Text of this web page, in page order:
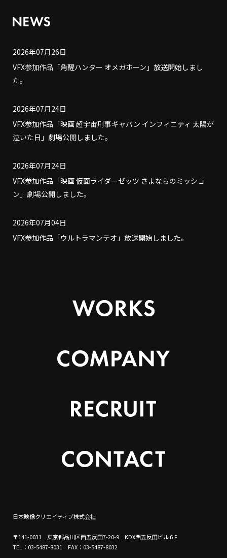
2026年07月26日
VFX参加作品「角醒ハンター オメガホーン」放送開始しまし
た。
2026年07月24日
VFX参加作品「映画 超宇宙刑事ギャバン インフィニティ 太陽が
泣いた日」劇場公開しました。
2026年07月24日
VFX参加作品「映画 仮面ライダーゼッツ さよならのミッショ
ン」劇場公開しました。
2026年07月04日
VFX参加作品「ウルトラマンテオ」放送開始しました。
日本映像クリエイティブ株式会社
〒141-0031 東京都品川区西五反田7-20-9 KDX西五反田ビル６F
TEL：03-5487-8031 FAX：03-5487-8032